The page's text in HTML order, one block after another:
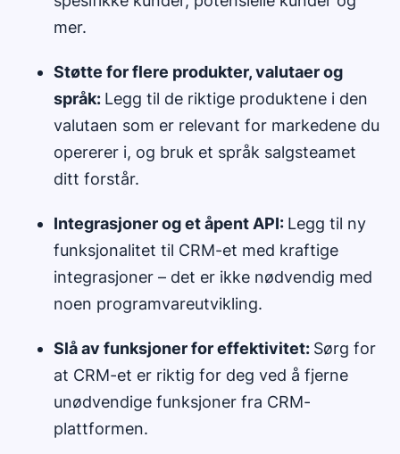
mer.
Støtte for flere produkter, valutaer og
språk: Legg til de riktige produktene i den
valutaen som er relevant for markedene du
opererer i, og bruk et språk salgsteamet
ditt forstår.
Integrasjoner og et åpent API: Legg til ny
funksjonalitet til CRM-et med kraftige
integrasjoner – det er ikke nødvendig med
noen programvareutvikling.
Slå av funksjoner for effektivitet: Sørg for
at CRM-et er riktig for deg ved å fjerne
unødvendige funksjoner fra CRM-
plattformen.